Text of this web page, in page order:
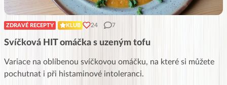
ZDRAVÉ RECEPTY KLUB 24 7
Svíčková HIT omáčka s uzeným tofu
Variace na oblíbenou svíčkovou omáčku, na které si můžete
pochutnat i při histaminové intoleranci.